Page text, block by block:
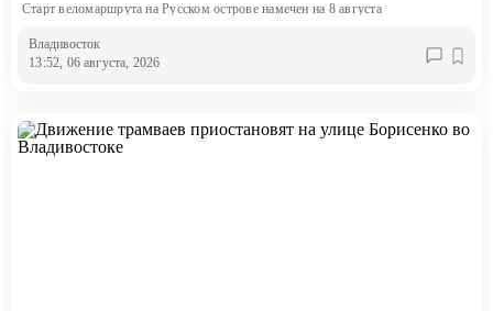
Старт веломаршрута на Русском острове намечен на 8 августа
Владивосток
13:52, 06 августа, 2026